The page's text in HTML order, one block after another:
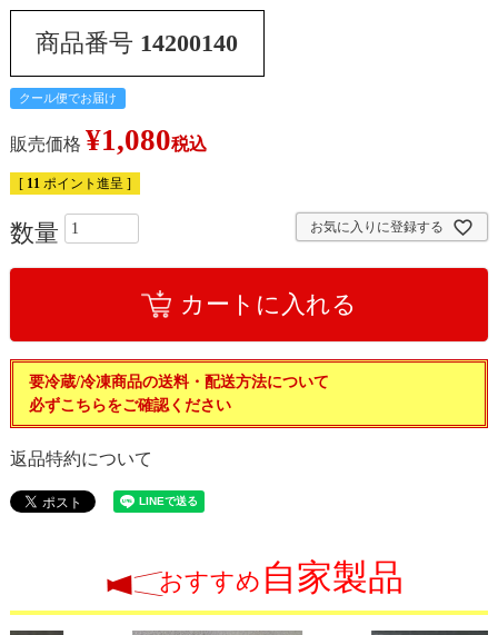
商品番号 14200140
クール便でお届け
販売価格 ¥1,080税込
[ 11 ポイント進呈 ]
お気に入りに登録する
カートに入れる
要冷蔵/冷凍商品の送料・配送方法について
必ずこちらをご確認ください
返品特約について
おすすめ 自家製品